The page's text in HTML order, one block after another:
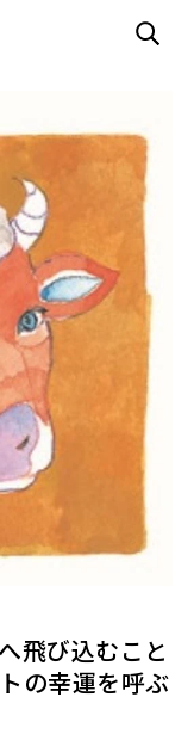
飛び込むこと
の幸運を呼ぶ